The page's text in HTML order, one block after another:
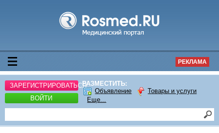
РЕКЛАМА
ЗАРЕГИСТРИРОВАТЬСЯ
ВОЙТИ
РАЗМЕСТИТЬ:
Объявление
Товары и услуги
Еще...